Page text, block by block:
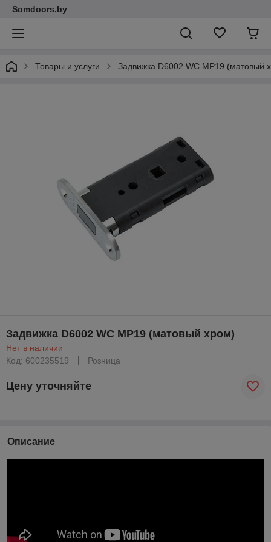
Somdoors.by
Товары и услуги Задвижка D6002 WC MP19 (матовый
Задвижка D6002 WC MP19 (матовый хром)
Нет в наличии
Код: 600235519
Розница
Цену уточняйте
Описание